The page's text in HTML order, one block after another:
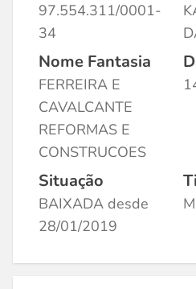
97.554.311/0001-
34
Nome Fantasia
FERREIRA E
CAVALCANTE
REFORMAS E
CONSTRUCOES
Situação
BAIXADA desde
28/01/2019